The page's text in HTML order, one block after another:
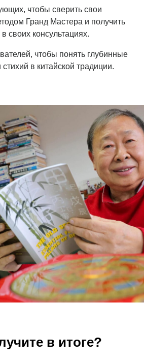
чтобы сверить свои
Гранд Мастера и получить
своих консультациях.
чтобы понять глубинные
в китайской традиции.
в итоге?